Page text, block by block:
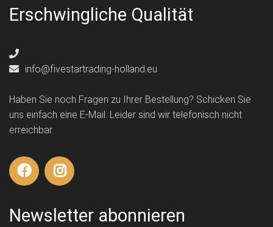
Erschwingliche Qualität
info@fivestartrading-holland.eu
Haben Sie noch Fragen zu Ihrer Bestellung? Schicken Sie
uns einfach eine E-Mail. Leider sind wir telefonisch nicht
erreichbar.
Newsletter abonnieren